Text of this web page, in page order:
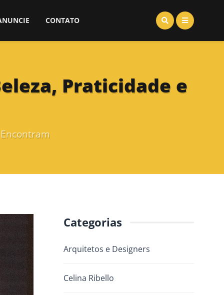
CONTATO
Praticidade e
Categorias
Arquitetos e Designers
Celina Ribello